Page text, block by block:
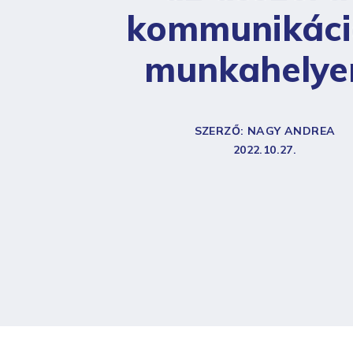
SZERZŐ: NAGY ANDREA
2022.10.27.